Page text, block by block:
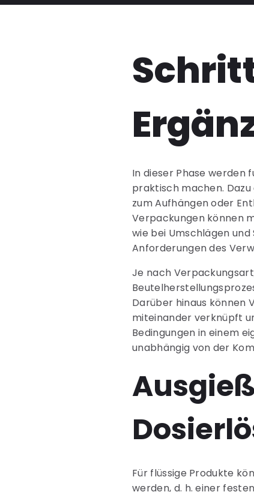
In dieser Phase werden
praktisch machen.
zum Aufhängen oder
Verpackungen können
wie bei Umschlägen
Anforderungen des
Je nach
Darüber hinaus können
miteinander verknüpft
Bedingungen in einem
unabhängig von der
Für flüssige Produkte
werden, d. h. einer